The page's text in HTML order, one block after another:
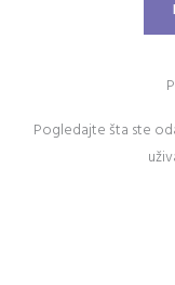
Pogledajte šta ste